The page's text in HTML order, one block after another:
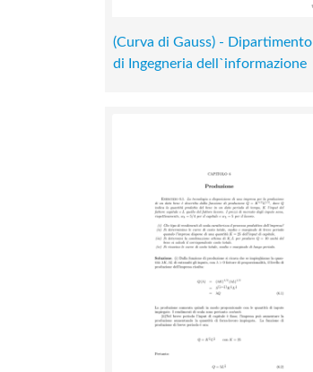
(Curva di Gauss) - Dipartimento
di Ingegneria dell`informazione